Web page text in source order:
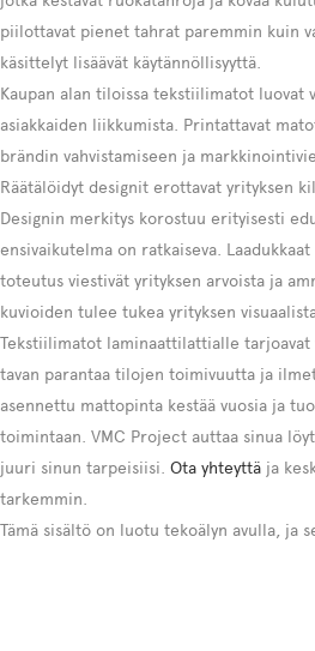
piilottavat pienet tahrat paremmin kuin
käsittelyt lisäävät käytännöllisyyttä.
Kaupan alan tiloissa tekstiilimatot luovat
asiakkaiden liikkumista. Printattavat
brändin vahvistamiseen ja
Räätälöidyt designit erottavat yrityksen
Designin merkitys korostuu erityisesti
ensivaikutelma on ratkaiseva.
toteutus viestivät yrityksen arvoista ja
kuvioiden tulee tukea yrityksen
Tekstiilimatot laminaattilattialle
tavan parantaa tilojen toimivuutta ja
asennettu mattopinta kestää vuosia ja
toimintaan. VMC Project auttaa sinua
juuri sinun tarpeisiisi. Ota yhteyttä ja
tarkemmin.
Tämä sisältö on luotu tekoälyn avulla, ja